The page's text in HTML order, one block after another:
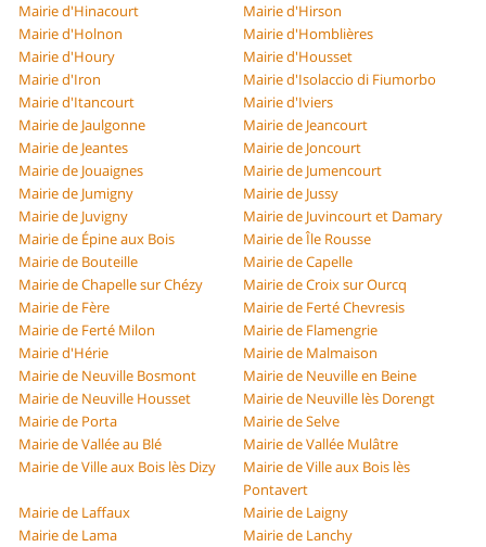
Mairie d'Hinacourt
Mairie d'Hirson
Mairie d'Holnon
Mairie d'Homblières
Mairie d'Houry
Mairie d'Housset
Mairie d'Iron
Mairie d'Isolaccio di Fiumorbo
Mairie d'Itancourt
Mairie d'Iviers
Mairie de Jaulgonne
Mairie de Jeancourt
Mairie de Jeantes
Mairie de Joncourt
Mairie de Jouaignes
Mairie de Jumencourt
Mairie de Jumigny
Mairie de Jussy
Mairie de Juvigny
Mairie de Juvincourt et Damary
Mairie de Épine aux Bois
Mairie de Île Rousse
Mairie de Bouteille
Mairie de Capelle
Mairie de Chapelle sur Chézy
Mairie de Croix sur Ourcq
Mairie de Fère
Mairie de Ferté Chevresis
Mairie de Ferté Milon
Mairie de Flamengrie
Mairie d'Hérie
Mairie de Malmaison
Mairie de Neuville Bosmont
Mairie de Neuville en Beine
Mairie de Neuville Housset
Mairie de Neuville lès Dorengt
Mairie de Porta
Mairie de Selve
Mairie de Vallée au Blé
Mairie de Vallée Mulâtre
Mairie de Ville aux Bois lès Dizy
Mairie de Ville aux Bois lès
Pontavert
Mairie de Laffaux
Mairie de Laigny
Mairie de Lama
Mairie de Lanchy